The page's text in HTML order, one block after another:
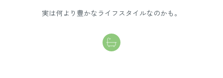
実は何より豊かなライフスタイルなのかも。